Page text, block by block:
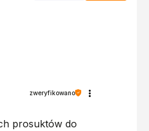
zweryfikowano
prosuktów do